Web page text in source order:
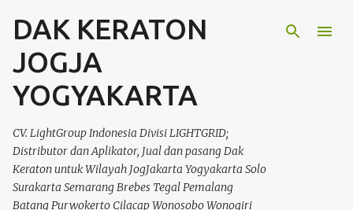
Langsung ke konten utama
DAK KERATON
JOGJA
YOGYAKARTA
CV. LightGroup Indonesia Divisi LIGHTGRID;
Distributor dan Aplikator, Jual dan pasang Dak
Keraton untuk Wilayah JogJakarta Yogyakarta Solo
Surakarta Semarang Brebes Tegal Pemalang
Batang Purwokerto Cilacap Wonosobo Wonogiri